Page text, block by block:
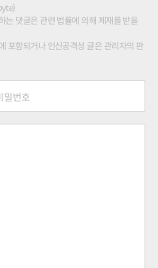
는 댓글은 관련 법률에 의해 제재를 받을
포함되거나 인신공격성 글은 관리자의 판